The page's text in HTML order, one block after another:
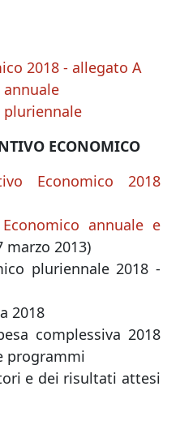
2018 - allegato A
ECONOMICO
Economico 2018
annuale e
marzo 2013)
pluriennale 2018 -
2018
complessiva 2018
programmi
e dei risultati attesi